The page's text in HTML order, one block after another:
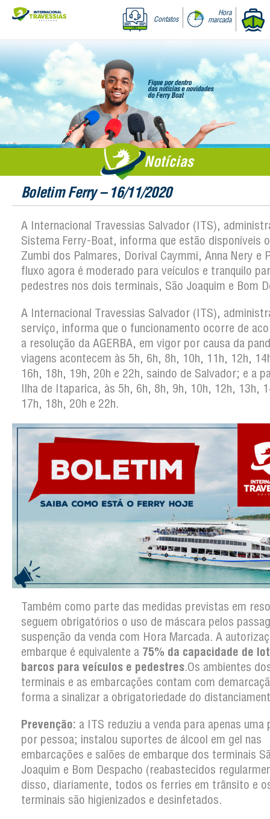
Contatos
Hora
marcada
Notícias
Boletim Ferry – 16/11/2020
A Internacional Travessias Salvador (ITS),
Sistema Ferry-Boat, informa que estão disponíveis
Zumbi dos Palmares, Dorival Caymmi, Anna Nery e
fluxo agora é moderado para veículos e tranquilo
pedestres nos dois terminais, São Joaquim e Bom
A Internacional Travessias Salvador (ITS),
serviço, informa que o funcionamento ocorre de
a resolução da AGERBA, em vigor por causa da
viagens acontecem às 5h, 6h, 8h, 10h, 11h, 12h,
16h, 18h, 19h, 20h e 22h, saindo de Salvador; e a
Ilha de Itaparica, às 5h, 6h, 8h, 9h, 10h, 12h, 13h,
17h, 18h, 20h e 22h.
Também como parte das medidas previstas em
seguem obrigatórios o uso de máscara pelos
suspenção da venda com Hora Marcada. A
embarque é equivalente a 75% da capacidade de
barcos para veículos e pedestres.Os ambientes
terminais e as embarcações contam com
forma a sinalizar a obrigatoriedade do
Prevenção: a ITS reduziu a venda para apenas uma
por pessoa; instalou suportes de álcool em gel nas
embarcações e salões de embarque dos terminais
Joaquim e Bom Despacho (reabastecidos
disso, diariamente, todos os ferries em trânsito e
terminais são higienizados e desinfetados.